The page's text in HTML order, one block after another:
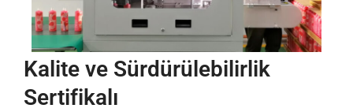
Kalite ve Sürdürülebilirlik
Sertifikalı